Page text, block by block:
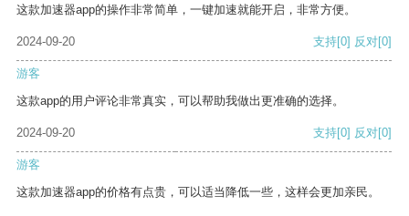
这款加速器app的操作非常简单，一键加速就能开启，非常方便。
2024-09-20 支持[0] 反对[0]
游客
这款app的用户评论非常真实，可以帮助我做出更准确的选择。
2024-09-20 支持[0] 反对[0]
游客
这款加速器app的价格有点贵，可以适当降低一些，这样会更加亲民。